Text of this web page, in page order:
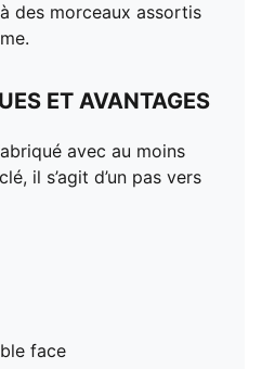
des morceaux assortis
ET AVANTAGES
avec au moins
il s’agit d’un pas vers
face